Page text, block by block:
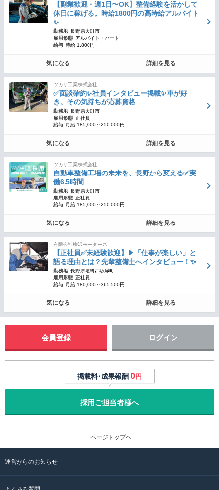
【副業歓迎・週1日〜OK】整備経験を活かして
休日に稼げる。時給1800円の高時給アルバイト
✨
勤務地 長野県大町市
雇用形態 アルバイト・パート
給与 時給 1,800円
気になる 詳細を見る
ツカサ工業株式会社
✅面談確約✨社員インタビュー掲載✨車が好
き、その気持ちが応募資格
勤務地 長野県大町市
雇用形態 正社員
給与
月給 185,000～250,000円
気になる 詳細を見る
ツカサ工業株式会社
自動車整備工場の未来を、長野から変える✅実
働6.5時間
勤務地 長野県大町市
雇用形態 正社員
給与
月給 185,000～250,000円
気になる 詳細を見る
有限会社柳沢モータース
【正社員✅未経験歓迎】▶︎「仕事が楽しい」と
語る理由とは？先輩整備士へインタビュー！✨
勤務地 長野県埴科郡坂城町
雇用形態 正社員
給与
月給 180,000～365,500円
気になる 詳細を見る
会員登録 ログイン
掲載料･成果報酬 0円
採用ご担当者様へ
ページトップへ
運営からのお知らせ